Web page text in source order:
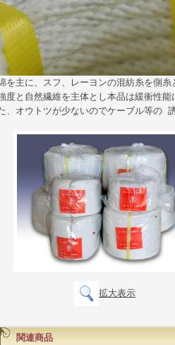
を主に、スフ、レーヨンの混紡糸を側
度と自然繊維を主体とし本品は緩衝性
、オウトツが少ないのでケーブル等の
拡大表示
関連商品